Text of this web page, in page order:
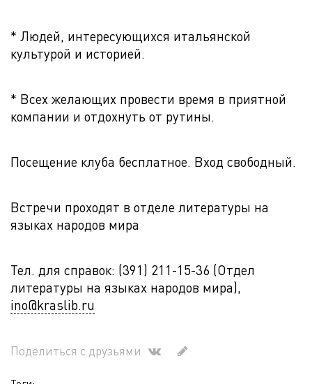
* Людей, интересующихся итальянской
культурой и историей.
* Всех желающих провести время в приятной
компании и отдохнуть от рутины.
Посещение клуба бесплатное. Вход свободный.
Встречи проходят в отделе литературы на
языках народов мира
Тел. для справок: (391) 211-15-36 (Отдел
литературы на языках народов мира),
ino@kraslib.ru
Поделиться с друзьями